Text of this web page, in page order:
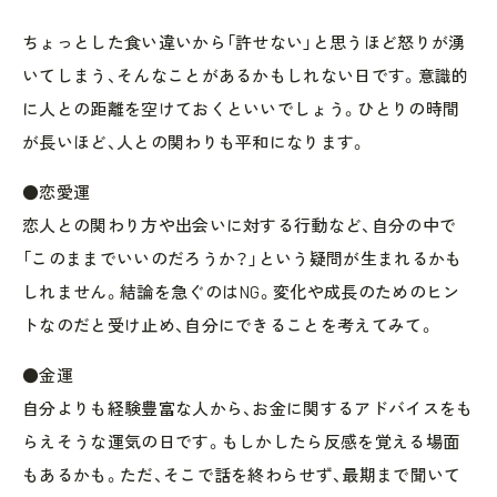
ちょっとした食い違いから「許せない」と思うほど怒りが湧
いてしまう、そんなことがあるかもしれない日です。意識的
に人との距離を空けておくといいでしょう。ひとりの時間
が長いほど、人との関わりも平和になります。
●恋愛運
恋人との関わり方や出会いに対する行動など、自分の中で
「このままでいいのだろうか？」という疑問が生まれるかも
しれません。結論を急ぐのはNG。変化や成長のためのヒン
トなのだと受け止め、自分にできることを考えてみて。
●金運
自分よりも経験豊富な人から、お金に関するアドバイスをも
らえそうな運気の日です。もしかしたら反感を覚える場面
もあるかも。ただ、そこで話を終わらせず、最期まで聞いて